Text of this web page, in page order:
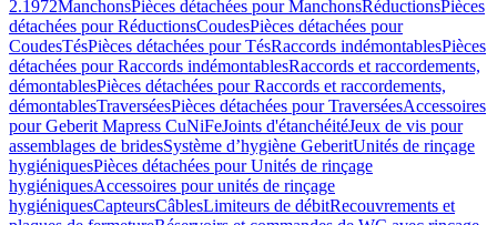
2.1972ManchonsPièces détachées pour ManchonsRéductionsPièces
détachées pour RéductionsCoudesPièces détachées pour
CoudesTésPièces détachées pour TésRaccords indémontablesPièces
détachées pour Raccords indémontablesRaccords et raccordements,
démontablesPièces détachées pour Raccords et raccordements,
démontablesTraverséesPièces détachées pour TraverséesAccessoires
pour Geberit Mapress CuNiFeJoints d'étanchéitéJeux de vis pour
assemblages de bridesSystème d’hygiène GeberitUnités de rinçage
hygiéniquesPièces détachées pour Unités de rinçage
hygiéniquesAccessoires pour unités de rinçage
hygiéniquesCapteursCâblesLimiteurs de débitRecouvrements et